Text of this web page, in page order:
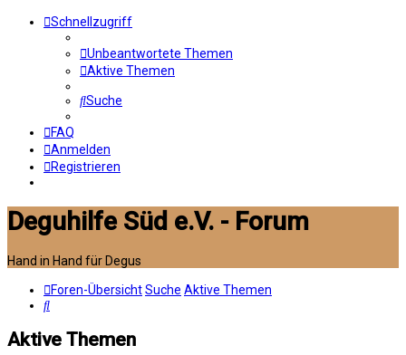
Schnellzugriff
Unbeantwortete Themen
Aktive Themen
Suche
FAQ
Anmelden
Registrieren
Deguhilfe Süd e.V. - Forum
Hand in Hand für Degus
Foren-ÜbersichtSuche Aktive Themen
Suche
Aktive Themen